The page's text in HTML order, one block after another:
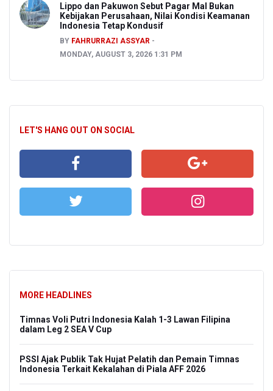
Lippo dan Pakuwon Sebut Pagar Mal Bukan
Kebijakan Perusahaan, Nilai Kondisi Keamanan
Indonesia Tetap Kondusif
BY FAHRURRAZI ASSYAR
MONDAY, AUGUST 3, 2026 1:31 PM
LET'S HANG OUT ON SOCIAL
MORE HEADLINES
Timnas Voli Putri Indonesia Kalah 1-3 Lawan Filipina
dalam Leg 2 SEA V Cup
PSSI Ajak Publik Tak Hujat Pelatih dan Pemain Timnas
Indonesia Terkait Kekalahan di Piala AFF 2026